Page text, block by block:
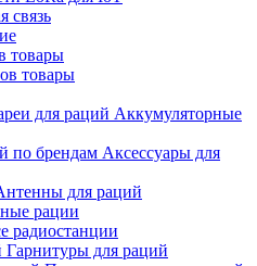
связь
товары
товары
Аккумуляторные
Аксессуары для
для раций
рации
радиостанции
Гарнитуры для раций